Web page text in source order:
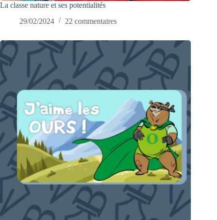
La classe nature et ses potentialités
29/02/2024
22 commentaires